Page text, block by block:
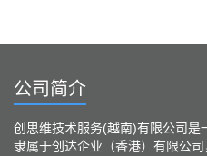
公司简介
创思维技术服务(越南)有限公司是
隶属于创达企业（香港）有限公